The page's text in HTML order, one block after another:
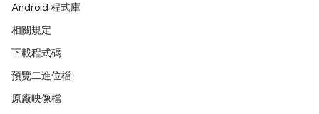
Android 程式庫
相關規定
下載程式碼
預覽二進位檔
原廠映像檔